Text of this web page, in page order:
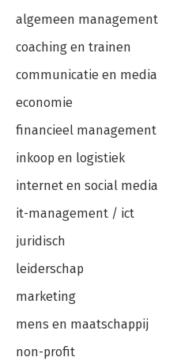
algemeen management
coaching en trainen
communicatie en media
economie
financieel management
inkoop en logistiek
internet en social media
it-management / ict
juridisch
leiderschap
marketing
mens en maatschappij
non-profit